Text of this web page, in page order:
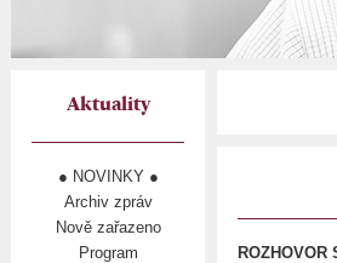
Aktuality
● NOVINKY ●
Archiv zpráv
Nově zařazeno
Program
ROZHOVOR